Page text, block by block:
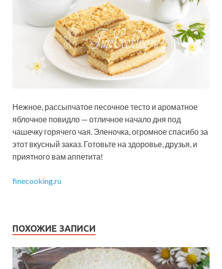
Нежное, рассыпчатое песочное тесто и ароматное
яблочное повидло — отличное начало дня под
чашечку горячего чая. Эленочка, огромное спасибо за
этот вкусный заказ. Готовьте на здоровье, друзья, и
приятного вам аппетита!
finecooking.ru
ПОХОЖИЕ ЗАПИСИ